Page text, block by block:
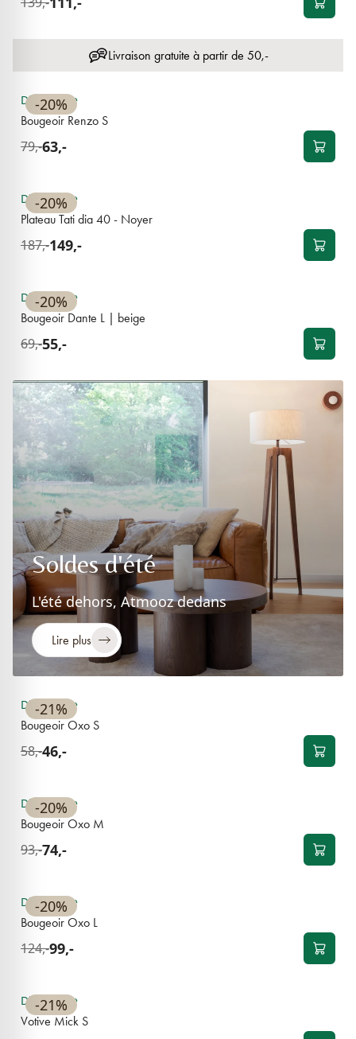
Livraison gratuite à partir de 50,-
BEST-SELLER
-20%
Disponible
Bougeoir Renzo S
79,-63,-
-20%
Disponible
Plateau Tati dia 40 - Noyer
187,-149,-
-20%
Disponible
Bougeoir Dante L | beige
69,-55,-
Soldes d'été
L'été dehors, Atmooz dedans
Lire plus
NOUVEAU
-21%
Disponible
Bougeoir Oxo S
58,-46,-
-20%
Disponible
Bougeoir Oxo M
93,-74,-
-20%
Disponible
Bougeoir Oxo L
124,-99,-
-21%
Disponible
Votive Mick S